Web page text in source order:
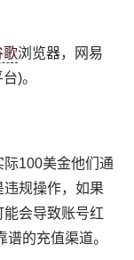
歌浏览器，网易
)。
100美金他们通
规操作，如果
会导致账号红
的充值渠道。